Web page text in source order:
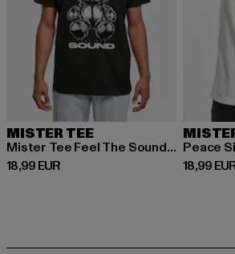
MISTER TEE
Mister Tee Feel The Sound Chrome Bear Tee
18,99 EUR
Derzeitiger Preis: 18,99 EUR
Peace
18,99